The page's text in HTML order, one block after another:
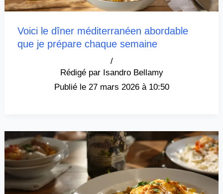
Voici le dîner méditerranéen abordable
que je prépare chaque semaine
Isandro Bellamy
/
27 mars 2026 à 10:50